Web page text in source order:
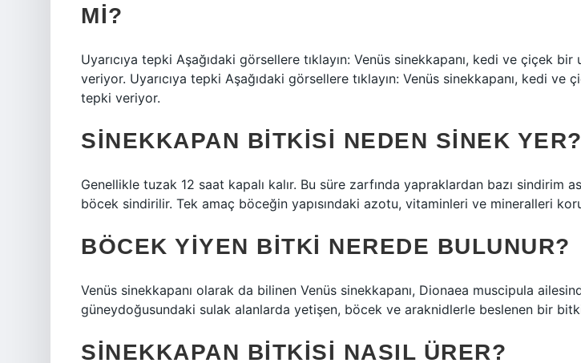
MI?
Uyarıcıya tepki Aşağıdaki görsellere tıklayın: Venüs sinekkapanı, kedi ve çiçek bir
veriyor. Uyarıcıya tepki Aşağıdaki görsellere tıklayın: Venüs sinekkapanı, kedi ve
tepki veriyor.
SINEKKAPAN BITKISI NEDEN SINEK YER?
Genellikle tuzak 12 saat kapalı kalır. Bu süre zarfında yapraklardan bazı sindirim
böcek sindirilir. Tek amaç böceğin yapısındaki azotu, vitaminleri ve mineralleri
BÖCEK YIYEN BITKI NEREDE BULUNUR?
Venüs sinekkapanı olarak da bilinen Venüs sinekkapanı, Dionaea muscipula
güneydoğusundaki sulak alanlarda yetişen, böcek ve araknidlerle beslenen bir
SINEKKAPAN BITKISI NASIL ÜRER?